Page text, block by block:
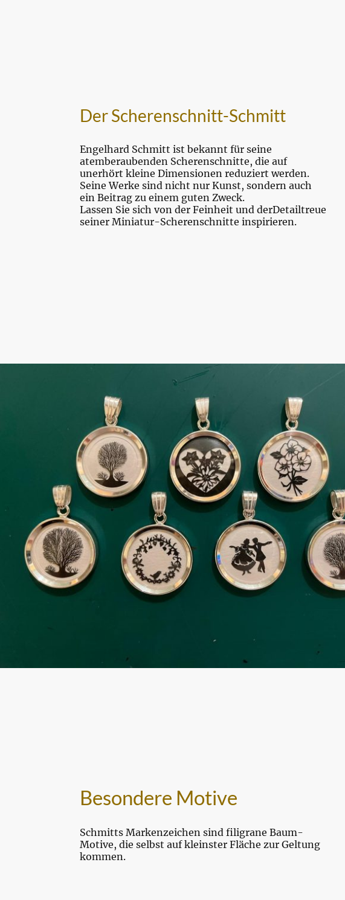
Der Scherenschnitt-Schmitt
Engelhard Schmitt ist bekannt für seine
atemberaubenden Scherenschnitte, die auf
unerhört kleine Dimensionen reduziert werden.
Seine Werke sind nicht nur Kunst, sondern auch
ein Beitrag zu einem guten Zweck.
Lassen Sie sich von der Feinheit und derDetailtreue
seiner Miniatur-Scherenschnitte inspirieren.
Besondere Motive
Schmitts Markenzeichen sind filigrane Baum-
Motive, die selbst auf kleinster Fläche zur Geltung
kommen.